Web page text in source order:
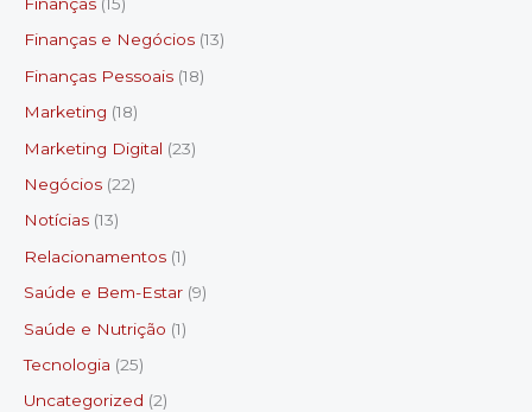
Finanças e Negócios (13)
Finanças Pessoais (18)
Marketing (18)
Marketing Digital (23)
Negócios (22)
Notícias (13)
Relacionamentos (1)
Saúde e Bem-Estar (9)
Saúde e Nutrição (1)
Tecnologia (25)
Uncategorized (2)